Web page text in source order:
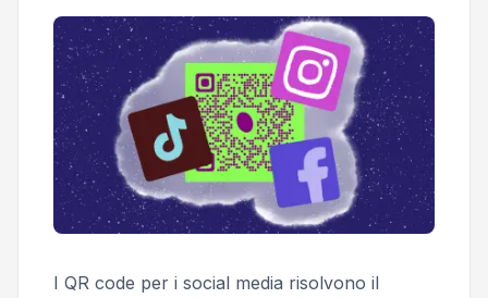
I QR code per i social media risolvono il